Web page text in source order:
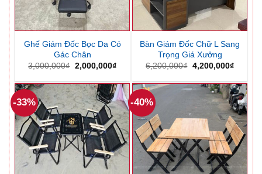
Ghế Giám Đốc Bọc Da Có
Gác Chân
3,000,000₫ Giá
là:
3,000,000₫.
2,000,000₫Giá
tại
là:
2,000,000₫.
Bàn Giám Đốc Chữ L Sang
Trọng Giá Xưởng
6,200,000₫ Giá
là:
6,200,000₫.
4,200,000₫Giá
tại
là:
-33% -40%